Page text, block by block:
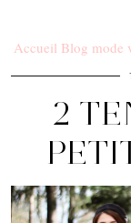
Accueil Blog mode
2